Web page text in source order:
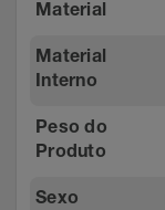
Material
Material
Interno
Peso do
Produto
Sexo